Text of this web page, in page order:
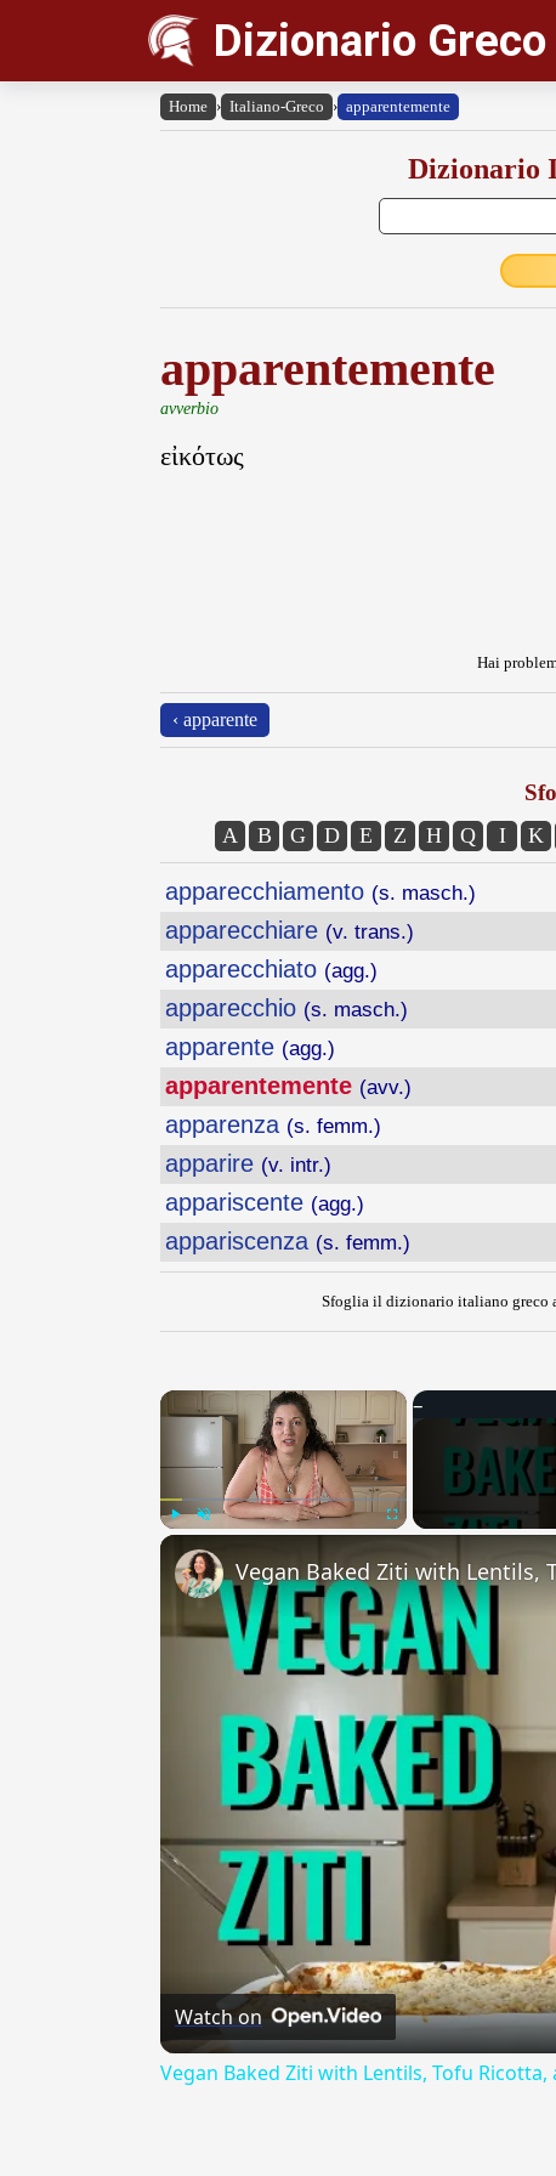
Dizionario
Home › Italiano-Greco › apparentemente
Dizionario
apparentemente
avverbio
εἰκότως
Hai
‹ apparente
A B G D E Z H Q I K
apparecchiamento (s. masch.)
apparecchiare (v. trans.)
apparecchiato (agg.)
apparecchio (s. masch.)
apparente (agg.)
apparentemente (avv.)
apparenza (s. femm.)
apparire (v. intr.)
appariscente (agg.)
appariscenza (s. femm.)
Sfoglia il dizionario italiano greco
×
Vegan Baked Ziti with Lentils,
Watch on
Vegan Baked Ziti with Lentils, Tofu